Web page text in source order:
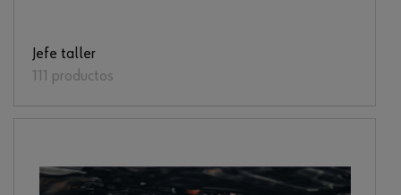
Jefe taller
111 productos